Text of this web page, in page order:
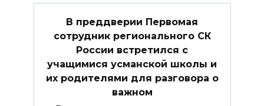
В преддверии Первомая
сотрудник регионального СК
России встретился с
учащимися усманской школы и
их родителями для разговора о
важнoм